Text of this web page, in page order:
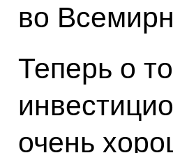
во
Теперь о
очень